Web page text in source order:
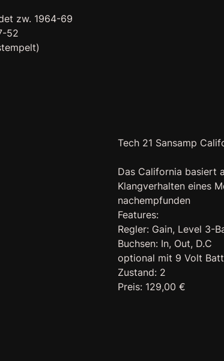
zw. 1964-69
52
Tech 21 Sansamp
Das California basiert
Klangverhalten eines
nachempfunden
Features:
Regler: Gain, Level 3-
Buchsen: In, Out, D.C
optional mit 9 Volt
Zustand: 2
Preis: 129,00 €